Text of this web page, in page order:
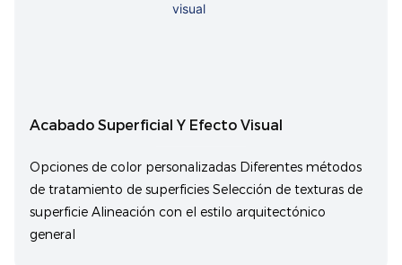
Acabado Superficial Y Efecto Visual
Opciones de color personalizadas Diferentes métodos
de tratamiento de superficies Selección de texturas de
superficie Alineación con el estilo arquitectónico
general